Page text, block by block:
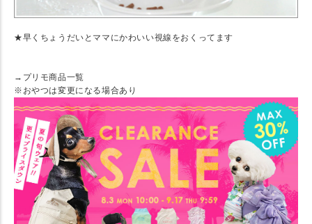
★早くちょうだいとママにかわいい視線をおくってます
→プリモ商品一覧
※おやつは変更になる場合あり